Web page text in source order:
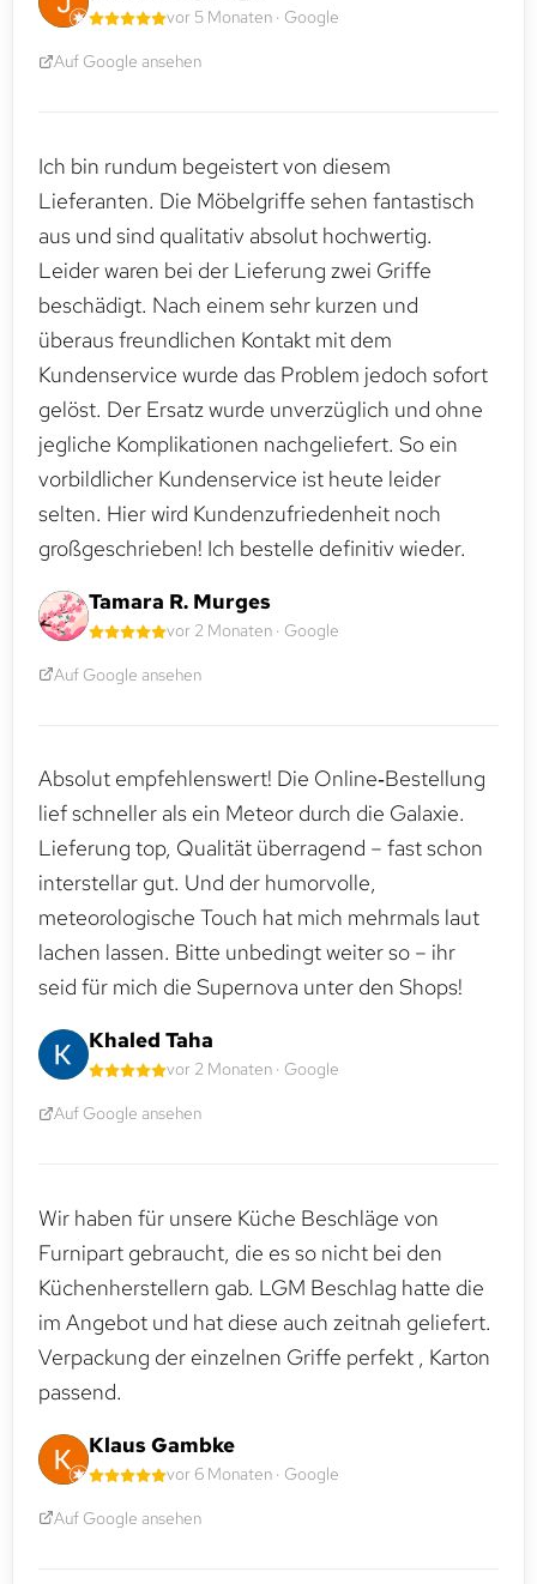
vor 5 Monaten · Google
Auf Google ansehen
Ich bin rundum begeistert von diesem
Lieferanten. Die Möbelgriffe sehen fantastisch
aus und sind qualitativ absolut hochwertig.
Leider waren bei der Lieferung zwei Griffe
beschädigt. Nach einem sehr kurzen und
überaus freundlichen Kontakt mit dem
Kundenservice wurde das Problem jedoch sofort
gelöst. Der Ersatz wurde unverzüglich und ohne
jegliche Komplikationen nachgeliefert. So ein
vorbildlicher Kundenservice ist heute leider
selten. Hier wird Kundenzufriedenheit noch
großgeschrieben! Ich bestelle definitiv wieder.
Tamara R. Murges
vor 2 Monaten · Google
Auf Google ansehen
Absolut empfehlenswert! Die Online‑Bestellung
lief schneller als ein Meteor durch die Galaxie.
Lieferung top, Qualität überragend – fast schon
interstellar gut. Und der humorvolle,
meteorologische Touch hat mich mehrmals laut
lachen lassen. Bitte unbedingt weiter so – ihr
seid für mich die Supernova unter den Shops!
Khaled Taha
vor 2 Monaten · Google
Auf Google ansehen
Wir haben für unsere Küche Beschläge von
Furnipart gebraucht, die es so nicht bei den
Küchenherstellern gab. LGM Beschlag hatte die
im Angebot und hat diese auch zeitnah geliefert.
Verpackung der einzelnen Griffe perfekt , Karton
passend.
Klaus Gambke
vor 6 Monaten · Google
Auf Google ansehen